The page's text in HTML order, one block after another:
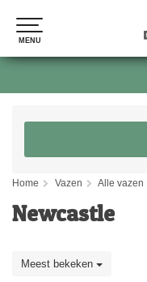
MENU
MENU
Home Vazen Alle vazen
Newcastle
Meest bekeken